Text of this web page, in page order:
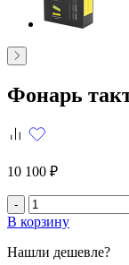
Фонарь
10 100 ₽
-
В корзину
Нашли дешевле?